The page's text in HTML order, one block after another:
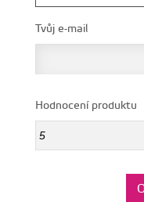
Tvůj e-mail
Hodnocení produktu